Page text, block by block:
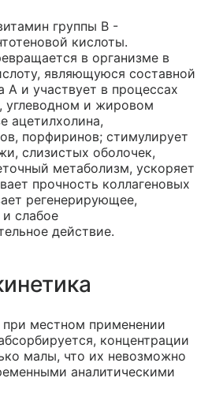
группы В -
кислоты.
в организме в
являющуюся составной
А и участвует в процессах
углеводном и жировом
ацетилхолина,
порфиринов; стимулирует
слизистых оболочек,
метаболизм, ускоряет
прочность коллагеновых
регенерирующее,
слабое
действие.
при местном применении
концентрации
малы, что их невозможно
аналитическими